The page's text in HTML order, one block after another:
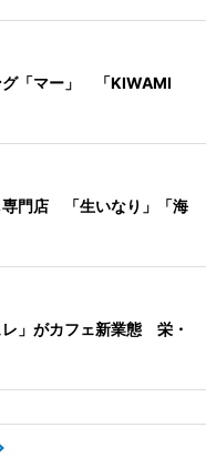
グ「マー」 「KIWAMI
専門店 「生いなり」「海
」がカフェ新業態 栄・